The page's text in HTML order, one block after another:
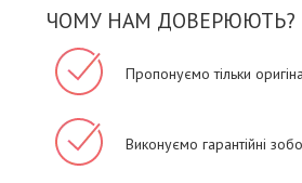
ЧОМУ НАМ ДОВЕРЮЮТЬ?
Пропонуємо тільки
Виконуємо гарантійні